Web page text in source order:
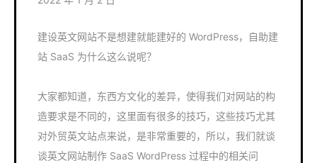
建设英文网站不是想建就能建好的 WordPress，自助建
站 SaaS 为什么这么说呢？
大家都知道，东西方文化的差异，使得我们对网站的构
造要求是不同的，这里面有很多的技巧，这些技巧尤其
对外贸英文站点来说，是非常重要的，所以，我们就谈
谈英文网站制作 SaaS WordPress 过程中的相关问